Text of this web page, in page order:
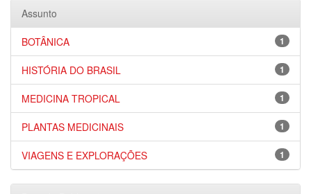
Assunto
1
BOTÂNICA
1
HISTÓRIA DO BRASIL
1
MEDICINA TROPICAL
1
PLANTAS MEDICINAIS
1
VIAGENS E EXPLORAÇÕES